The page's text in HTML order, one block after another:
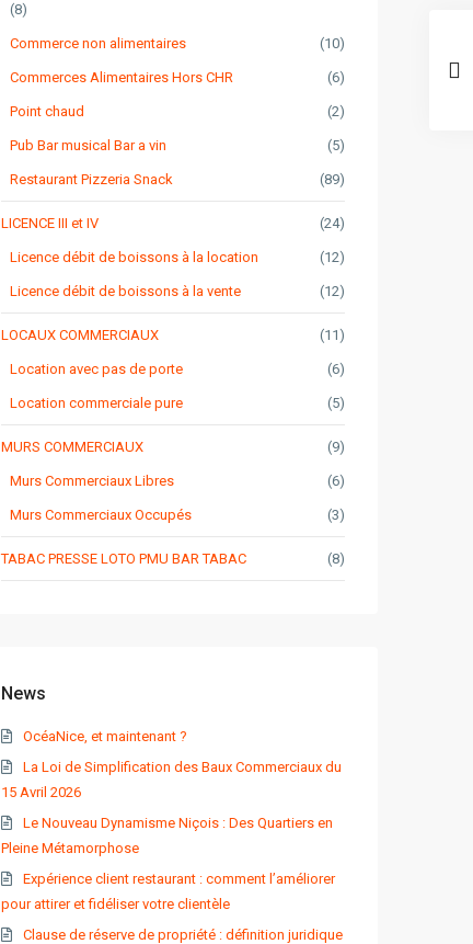
(8)
Commerce non alimentaires (10)
Commerces Alimentaires Hors CHR (6)
Point chaud (2)
Pub Bar musical Bar a vin (5)
Restaurant Pizzeria Snack (89)
LICENCE III et IV (24)
Licence débit de boissons à la location (12)
Licence débit de boissons à la vente (12)
LOCAUX COMMERCIAUX (11)
Location avec pas de porte (6)
Location commerciale pure (5)
MURS COMMERCIAUX (9)
Murs Commerciaux Libres (6)
Murs Commerciaux Occupés (3)
TABAC PRESSE LOTO PMU BAR TABAC (8)
News
OcéaNice, et maintenant ?
La Loi de Simplification des Baux Commerciaux du
15 Avril 2026
Le Nouveau Dynamisme Niçois : Des Quartiers en
Pleine Métamorphose
Expérience client restaurant : comment l’améliorer
pour attirer et fidéliser votre clientèle
Clause de réserve de propriété : définition juridique